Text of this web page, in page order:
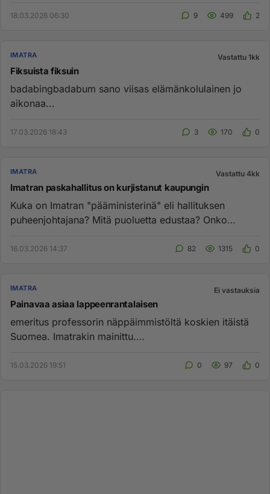
18.03.2026 06:30 9 499 2
IMATRA Vastattu 1kk
Fiksuista fiksuin
badabingbadabum sano viisas elämänkolulainen jo
aikonaa...
17.03.2026 18:43 3 170 0
IMATRA Vastattu 4kk
Imatran paskahallitus on kurjistanut kaupungin
Kuka on Imatran "pääministerinä" eli hallituksen
puheenjohtajana? Mitä puoluetta edustaa? Onko
16.03.2026 14:37 82 1315 0
IMATRA Ei vastauksia
Painavaa asiaa lappeenrantalaisen
emeritus professorin näppäimmistöltä koskien itäistä
Suomea. Imatrakin mainittu.
15.03.2026 19:51 0 97 0